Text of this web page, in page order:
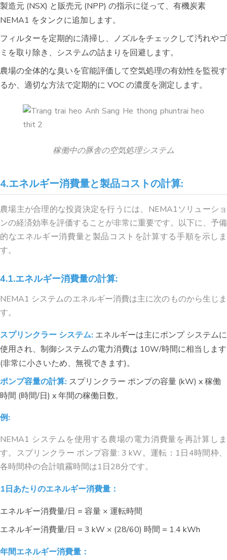
製造元 (NSX) と販売元 (NPP) の指示に従って、有機炭素
NEMA1 をタンクに追加します。
フィルターを定期的に清掃し、ノズルをチェックして汚れやゴ
ミを取り除き、システムの詰まりを回避します。
農場の全体的な臭いを官能評価して空気処理の有効性を監視す
るか、適切な方法で定期的に VOC の濃度を測定します。
稼働中の豚舎の空気処理システム
4.エネルギー消費量と製品コストの計算:
農場主が合理的な投資決定を行うには、NEMA1ソリューショ
ンの経済効率を評価することが非常に重要です。以下に、予備
的なエネルギー消費量と製品コストを計算する手順を示しま
す。
4.1.エネルギー消費量の計算:
NEMA1 システムのエネルギー消費は主に次のものから生じま
す。
スプリンクラー システム: エネルギーは主にポンプ システムに
使用され、制御システムの電力消費は 10W/時間に相当します
(非常に小さいため、無視できます)。
ポンプ容量の計算: スプリンクラー ポンプの容量 (kW) x 稼働
時間 (時間/日) x 年間の稼働日数。
例:
NEMA1 システムを使用する農場の電力消費量を再計算しま
す。スプリンクラー ポンプ容量: 3 kW。運転：1日4時間枠、
各時間枠の合計噴霧時間は1日28分です。
1日あたりのエネルギー消費量：
エネルギー消費量/日 = 容量 × 運転時間
エネルギー消費量/日 = 3 kW × (28/60) 時間 = 1.4 kWh
年間エネルギー消費量：